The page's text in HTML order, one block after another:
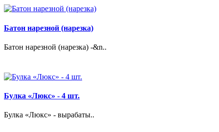
Батон нарезной (нарезка)
Батон нарезной (нарезка) -&n..
Булка «Люкс» - 4 шт.
Булка «Люкс» - вырабаты..